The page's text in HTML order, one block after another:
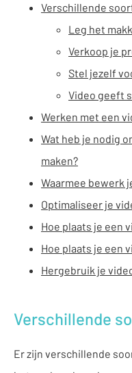
Verschillende
Leg het
Verkoop je
Stel jezelf
Video geeft
Werken met een
Wat heb je nodig
maken?
Waarmee bewerk
Optimaliseer je
Hoe plaats je een
Hoe plaats je een
Hergebruik je
Verschillende
Er zijn verschillende